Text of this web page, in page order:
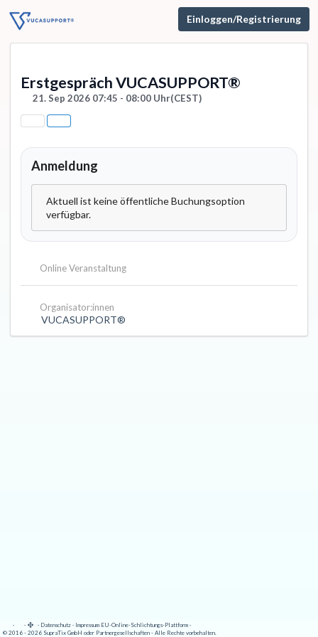
Einloggen/Registrierung
Erstgespräch VUCASUPPORT®
21. Sep 2026 07:45 - 08:00 Uhr(CEST)
Anmeldung
Aktuell ist keine öffentliche Buchungsoption
verfügbar.
Online Veranstaltung
Organisator:innen
VUCASUPPORT®
· · · Datenschutz · Impressum EU-Online-Schlichtungs-Plattform ·
© 2016 - 2026 SupraTix GmbH oder Partnergesellschaften - Alle Rechte vorbehalten.